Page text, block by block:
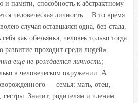
памяти, способность к абстрактному
человеческая личность… В то время
случая оставшаяся одна, без стада,
как обезьянка, человек только тогда
развитие проходит среди людей».
еще не рождается личность;
в человеческом окружении. А
— семья: мать, отец,
сестры. Значит, родителям и членам